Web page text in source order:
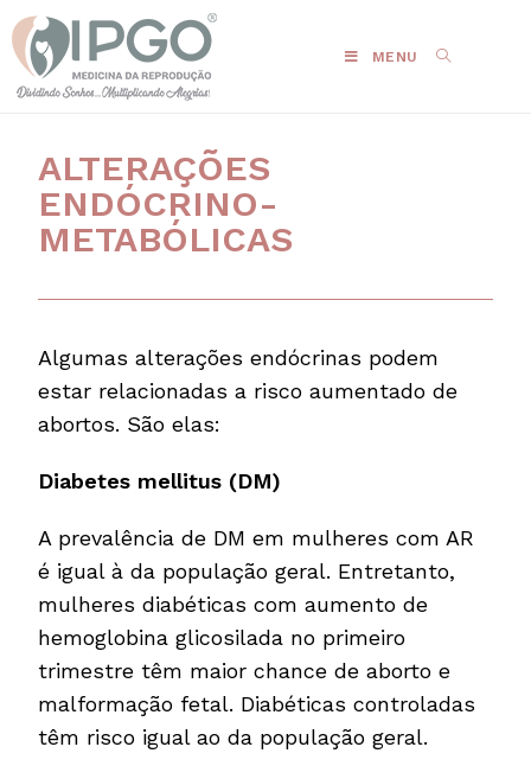
MENU
ALTERAÇÕES
ENDÓCRINO-
METABÓLICAS
Algumas alterações endócrinas podem
estar relacionadas a risco aumentado de
abortos. São elas:
Diabetes mellitus (DM)
A prevalência de DM em mulheres com AR
é igual à da população geral. Entretanto,
mulheres diabéticas com aumento de
hemoglobina glicosilada no primeiro
trimestre têm maior chance de aborto e
malformação fetal. Diabéticas controladas
têm risco igual ao da população geral.